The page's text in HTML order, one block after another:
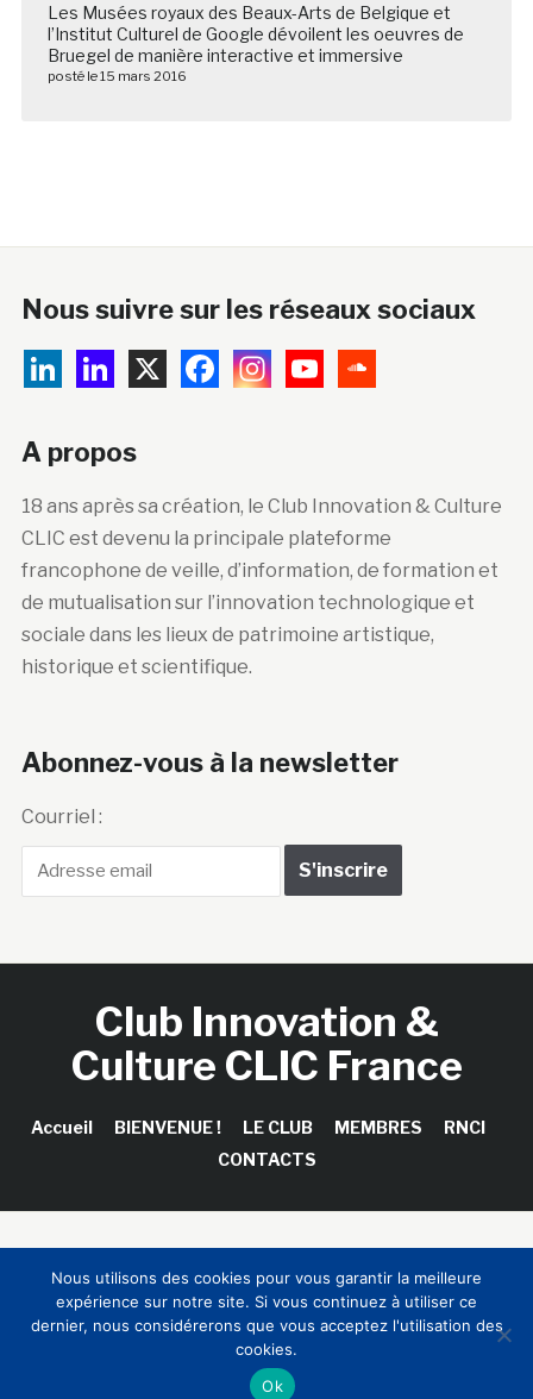
Les Musées royaux des Beaux-Arts de Belgique et
l’Institut Culturel de Google dévoilent les oeuvres de
Bruegel de manière interactive et immersive
posté le 15 mars 2016
Nous suivre sur les réseaux sociaux
A propos
18 ans après sa création, le Club Innovation & Culture
CLIC est devenu la principale plateforme
francophone de veille, d’information, de formation et
de mutualisation sur l’innovation technologique et
sociale dans les lieux de patrimoine artistique,
historique et scientifique.
Abonnez-vous à la newsletter
Courriel :
Club Innovation &
Culture CLIC France
Accueil BIENVENUE ! LE CLUB MEMBRES
RNCI
CONTACTS
Sinapses Conseils
Nous utilisons des cookies pour vous garantir la meilleure
expérience sur notre site. Si vous continuez à utiliser ce
dernier, nous considérerons que vous acceptez l'utilisation des
cookies.
Ok